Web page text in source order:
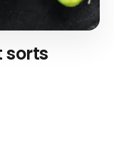
sorts